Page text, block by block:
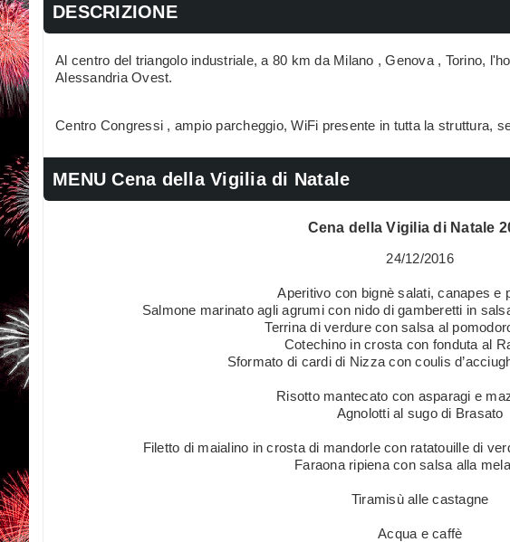
DESCRIZIONE
Al centro del triangolo industriale, a 80 km da Milano , Genova , Torino,
Alessandria Ovest.
Centro Congressi , ampio parcheggio, WiFi presente in tutta la struttura,
MENU Cena della Vigilia di Natale
Cena della Vigilia di Natale
24/12/2016
Aperitivo con bignè salati, canapes e
Salmone marinato agli agrumi con nido di gamberetti in
Terrina di verdure con salsa al
Cotechino in crosta con fonduta al
Sformato di cardi di Nizza con coulis
Risotto mantecato con asparagi e
Agnolotti al sugo di Brasato
Filetto di maialino in crosta di mandorle con ratatouille di
Faraona ripiena con salsa alla
Tiramisù alle castagne
Acqua e caffè